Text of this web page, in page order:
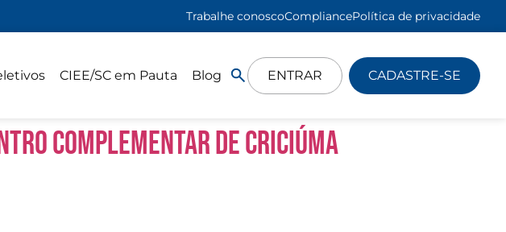
Trabalhe conoscoCompliancePolítica de privacidade
CIEE/SC em Pauta Blog ENTRAR CADASTRE-SE
Complementar de Criciúma